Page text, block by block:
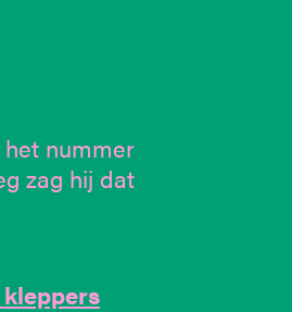
het nummer
zag hij dat
kleppers